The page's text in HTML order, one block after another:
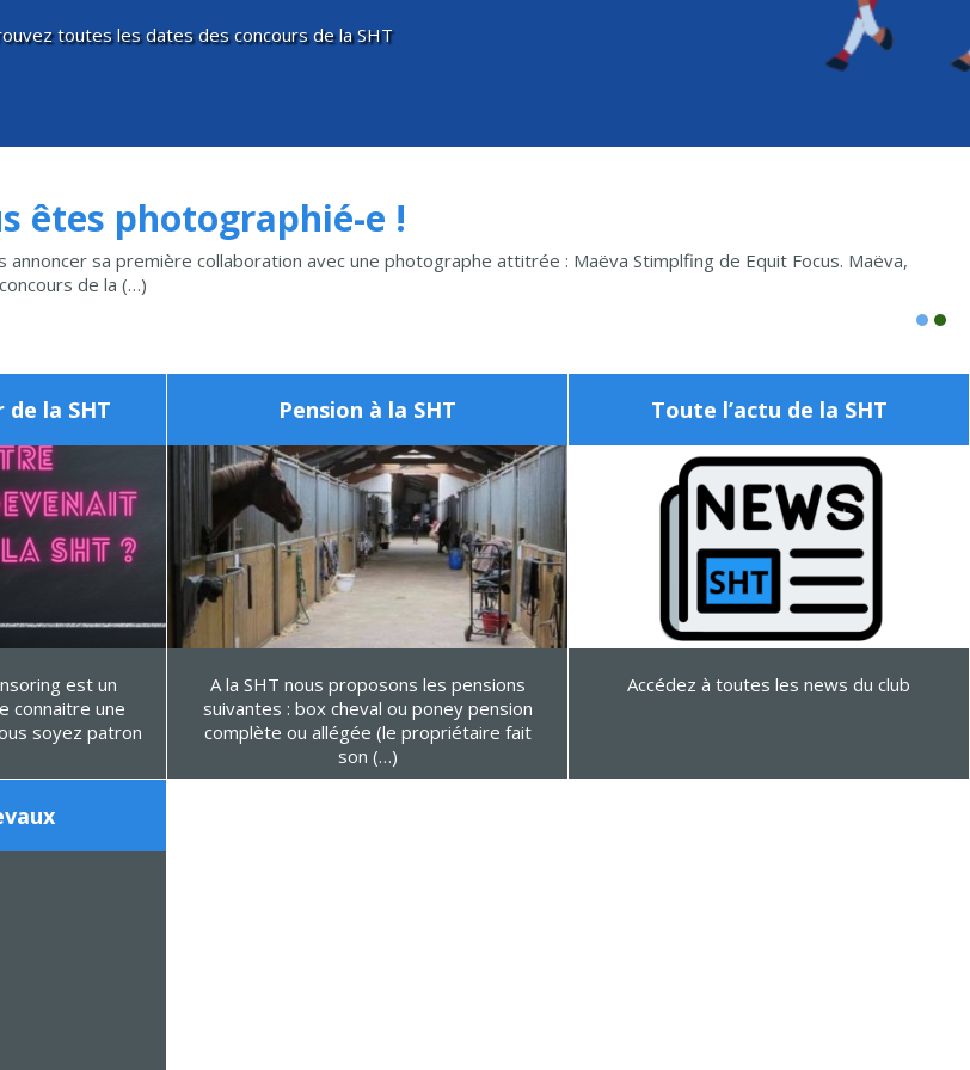
toutes les dates des concours de la SHT
êtes photographié-e !
annoncer sa première collaboration avec une photographe attitrée : Maëva Stimplfing de Equit Focus. Maëva,
de la (…)
de la SHT
est un
connaitre une
Pension à la SHT
A la SHT nous proposons les pensions
suivantes : box cheval ou poney pension
complète ou allégée (le propriétaire fait
son (…)
Toute l’actu de la SHT
Accédez à toutes les news du club